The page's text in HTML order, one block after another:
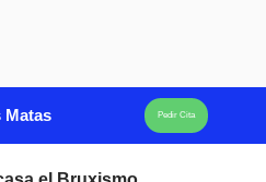
Matas Pedir Cita